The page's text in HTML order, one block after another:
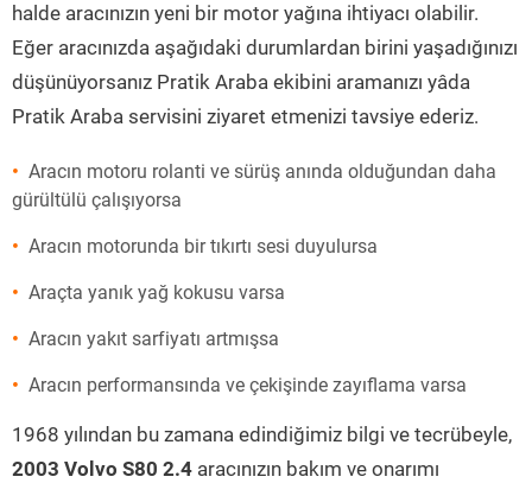
halde aracınızın yeni bir motor yağına ihtiyacı olabilir.
Eğer aracınızda aşağıdaki durumlardan birini yaşadığınızı
düşünüyorsanız Pratik Araba ekibini aramanızı yâda
Pratik Araba servisini ziyaret etmenizi tavsiye ederiz.
Aracın motoru rolanti ve sürüş anında olduğundan daha
gürültülü çalışıyorsa
Aracın motorunda bir tıkırtı sesi duyulursa
Araçta yanık yağ kokusu varsa
Aracın yakıt sarfiyatı artmışsa
Aracın performansında ve çekişinde zayıflama varsa
1968 yılından bu zamana edindiğimiz bilgi ve tecrübeyle,
2003 Volvo S80 2.4 aracınızın bakım ve onarımı